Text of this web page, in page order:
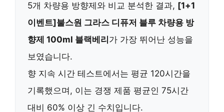
5개 차량용 방향제와 비교 분석한 결과, [1+1
이벤트]불스원 그라스 디퓨저 블루 차량용 방
향제 100ml 블랙베리 가 가장 뛰어난 성능을
보였습니다.
향 지속 시간 테스트에서는 평균 120시간을
기록했으며, 이는 경쟁 제품 평균인 75시간
대비 60% 이상 긴 수치입니다.